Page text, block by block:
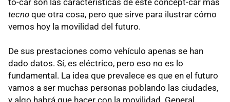
tecno que otra cosa, pero que sirve para ilustrar cómo
vemos hoy la movilidad del futuro.
De sus prestaciones como vehículo apenas se han
dado datos. Sí, es eléctrico, pero eso no es lo
fundamental. La idea que prevalece es que en el futuro
vamos a ser muchas personas poblando las ciudades,
y algo habrá que hacer con la movilidad. General